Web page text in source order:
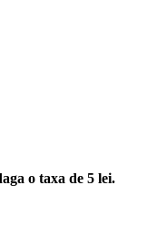
o taxa de 5 lei.